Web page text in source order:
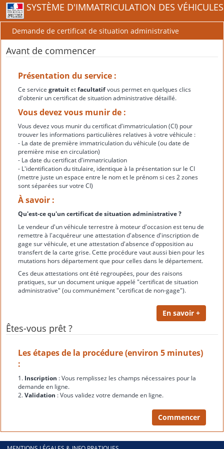
SYSTÈME D'IMMATRICULATION DES VÉHICULES
Demande de certificat de situation administrative
Avant de commencer
Présentation du service :
Ce service gratuitetfacultatifvous permet en quelques clics
d'obtenir un certificat de situation administrative détaillé.
Vous devez vous munir de :
Vous devez vous munir du certificat d'immatriculation (CI) pour
trouver les informations particulières relatives à votre véhicule :
- La date de première immatriculation du véhicule (ou date de
première mise en circulation)
- La date du certificat d'immatriculation
- L'identification du titulaire, identique à la présentation sur le CI
(mettre juste un espace entre le nom et le prénom si ces 2 zones
sont séparées sur votre CI)
À savoir :
Qu'est-ce qu'un certificat de situation administrative ?
Le vendeur d'un véhicule terrestre à moteur d'occasion est tenu de
remettre à l'acquéreur une attestation d'absence d'inscription de
gage sur véhicule, et une attestation d'absence d'opposition au
transfert de la carte grise. Cette procédure vaut aussi bien pour les
mutations hors département que pour celles dans le département.
Ces deux attestations ont été regroupées, pour des raisons
pratiques, sur un document unique appelé "certificat de situation
administrative" (ou communément "certificat de non-gage").
Êtes-vous prêt ?
Les étapes de la procédure (environ 5 minutes)
:
1. Inscription : Vous remplissez les champs nécessaires pour la
demande en ligne.
2.Validation : Vous validez votre demande en ligne.